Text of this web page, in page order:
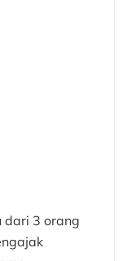
dari 3 orang